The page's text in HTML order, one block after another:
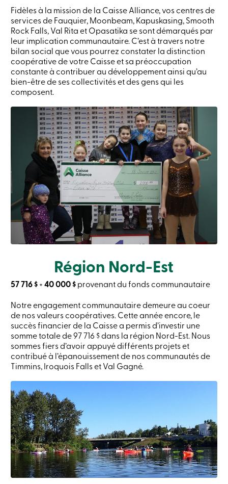
Qui
nous
sommes
Implication
sociale
Centres
de
services
Nous
joindre
Recherche
Devenir
membre
Se
connecter
Services
en
ligne
Connexion
Connexion
Carte
de
Particuliers
Connexion
Carte
crédit
-
Entreprises
Connexion
English
Blogue
Taux
d’intérêt
FAQ
Clientèle
scolaire
Communiqués
Solutions
Code
de
conduite
Assurance-
Fidèles à la mission de la Caisse Alliance, vos centres de
services de Fauquier, Moonbeam, Kapuskasing, Smooth
Rock Falls, Val Rita et Opasatika se sont démarqués par
leur implication communautaire. C’est à travers notre
bilan social que vous pourrez constater la distinction
coopérative de votre Caisse et sa préoccupation
constante à contribuer au développement ainsi qu’au
bien-être de ses collectivités et des gens qui les
composent.
Région Nord-Est
57 716 $+40 000 $provenant du fonds communautaire
Notre engagement communautaire demeure au coeur
de nos valeurs coopératives. Cette année encore, le
succès financier de la Caisse a permis d’investir une
somme totale de 97 716 $ dans la région Nord-Est. Nous
sommes fiers d’avoir appuyé différents projets et
contribué à l’épanouissement de nos communautés de
Timmins, Iroquois Falls et Val Gagné.